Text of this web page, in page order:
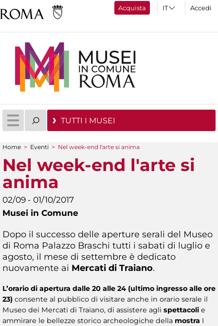
Acquista Accedi
TUTTI I MUSEI
Tu sei qui
Home > Eventi > Nel week-end l'arte si anima
Nel week-end l'arte si
anima
02/09 - 01/10/2017
Musei in Comune
Dopo il successo delle aperture serali del Museo
di Roma Palazzo Braschi tutti i sabati di luglio e
agosto, il mese di settembre è dedicato
nuovamente ai Mercati di Traiano.
L’orario di apertura dalle 20 alle 24 (ultimo ingresso alle ore
23) consente al pubblico di visitare anche in orario serale il
Museo dei Mercati di Traiano, di assistere agli spettacoli e
ammirare le bellezze storico archeologiche della mostra I